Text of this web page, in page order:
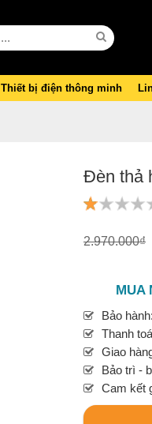
Thiết bị điện thông minh
Đèn thả
2.970.000₫
MUA
Bảo
Thanh
Giao
Bảo trì -
Cam kết